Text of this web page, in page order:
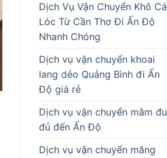
Dịch Vụ Vận Chuyển Khô Cá
Lóc Từ Cần Thơ Đi Ấn Độ
Nhanh Chóng
Dịch vụ vận chuyển khoai
lang dẻo Quảng Bình đi Ấn
Độ giá rẻ
Dịch vụ vận chuyển mắm đu
đủ đến Ấn Độ
Dịch vụ vận chuyển măng